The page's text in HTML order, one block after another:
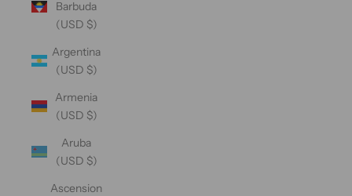
Barbuda
(USD $)
Argentina
(USD $)
Armenia
(USD $)
Aruba
(USD $)
Ascension